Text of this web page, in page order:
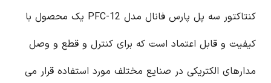
کنتاکتور سه پل پارس فانال مدل PFC-12 یک محصول با
کیفیت و قابل اعتماد است که برای کنترل و قطع و وصل
مدارهای الکتریکی در صنایع مختلف مورد استفاده قرار می